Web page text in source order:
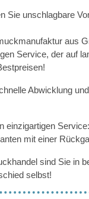
Sie unschlagbare
aus
Service, der auf
Abwicklung
einzigartigen
mit einer
sind Sie in
selbst!